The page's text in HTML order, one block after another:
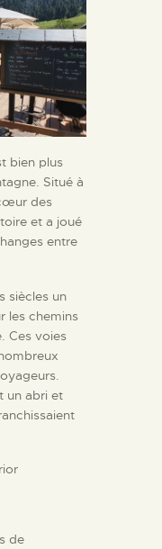
bien plus
Situé à
des
et a joué
entre
siècles un
les chemins
Ces voies
un abri et
de